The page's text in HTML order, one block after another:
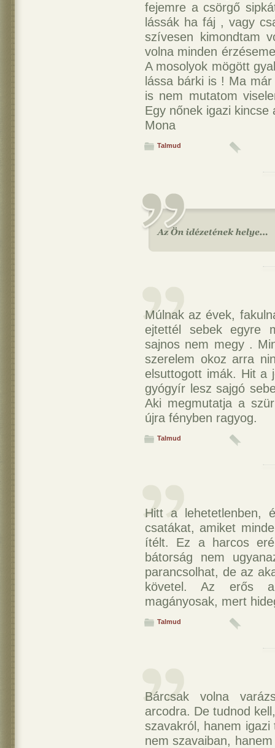
fejemre a csörgő
lássák ha fáj , vagy
szívesen kimondtam
volna minden
A mosolyok mögött
lássa bárki is ! Ma
is nem mutatom
Egy nőnek igazi kincse
Mona
Talmud
Múlnak az évek,
ejtettél sebek egyre
sajnos nem megy .
szerelem okoz arra
elsuttogott imák. Hit a
gyógyír lesz sajgó
Aki megmutatja a
újra fényben ragyog.
Talmud
Hitt a lehetetlenben,
csatákat, amiket
ítélt. Ez a harcos
bátorság nem
parancsolhat, de az
követel. Az erős
magányosak, mert
Talmud
Bárcsak volna
arcodra. De tudnod
szavakról, hanem
nem szavaiban,